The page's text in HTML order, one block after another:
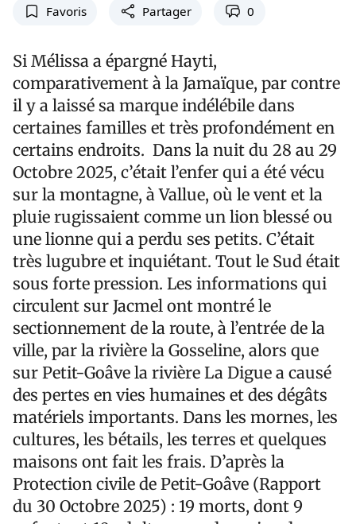
Favoris Partager 0
Si Mélissa a épargné Hayti,
comparativement à la Jamaïque, par contre
il y a laissé sa marque indélébile dans
certaines familles et très profondément en
certains endroits. Dans la nuit du 28 au 29
Octobre 2025, c’était l’enfer qui a été vécu
sur la montagne, à Vallue, où le vent et la
pluie rugissaient comme un lion blessé ou
une lionne qui a perdu ses petits. C’était
très lugubre et inquiétant. Tout le Sud était
sous forte pression. Les informations qui
circulent sur Jacmel ont montré le
sectionnement de la route, à l’entrée de la
ville, par la rivière la Gosseline, alors que
sur Petit-Goâve la rivière La Digue a causé
des pertes en vies humaines et des dégâts
matériels importants. Dans les mornes, les
cultures, les bétails, les terres et quelques
maisons ont fait les frais. D’après la
Protection civile de Petit-Goâve (Rapport
du 30 Octobre 2025) : 19 morts, dont 9